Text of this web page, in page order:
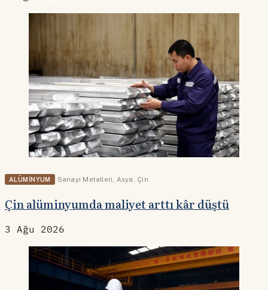
ALÜMINYUM Sanayi Metalleri, Asya , Çin
Çin alüminyumda maliyet arttı kâr düştü
3 Ağu 2026